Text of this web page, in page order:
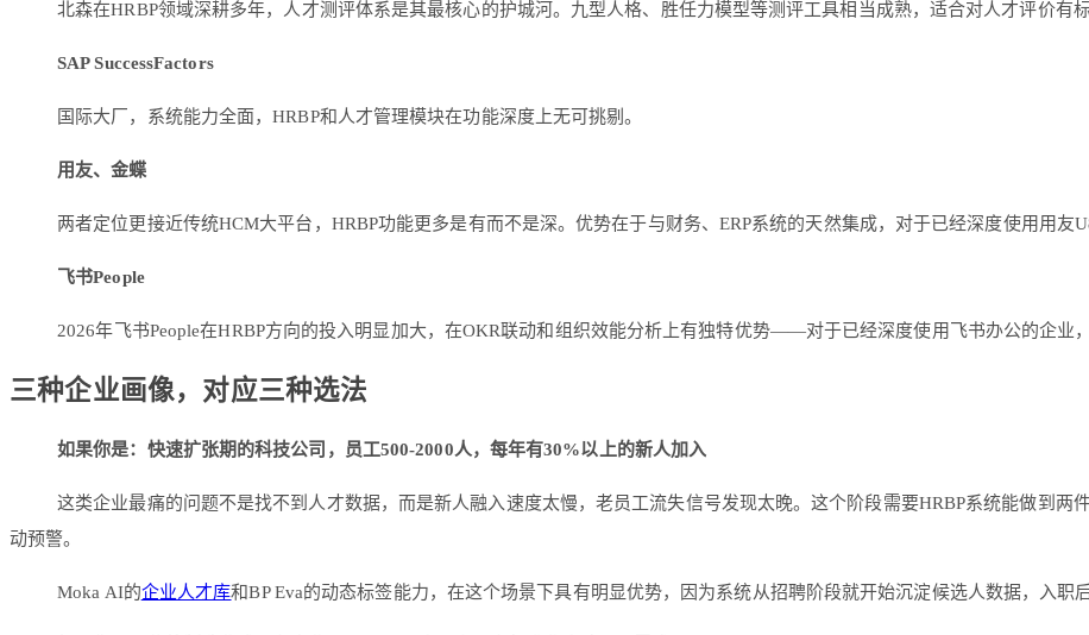
北森在HRBP领域深耕多年，人才测评体系是其最核心的护城河。九型人格、胜任力模型等测评工具相当成熟，适合对人才评价有
SAP SuccessFactors
国际大厂，系统能力全面，HRBP和人才管理模块在功能深度上无可挑剔。
用友、金蝶
两者定位更接近传统HCM大平台，HRBP功能更多是有而不是深。优势在于与财务、ERP系统的天然集成，对于已经深度使用用友
飞书People
2026年飞书People在HRBP方向的投入明显加大，在OKR联动和组织效能分析上有独特优势——对于已经深度使用飞书办公的企业
三种企业画像，对应三种选法
如果你是：快速扩张期的科技公司，员工500-2000人，每年有30%以上的新人加入
这类企业最痛的问题不是找不到人才数据，而是新人融入速度太慢，老员工流失信号发现太晚。这个阶段需要HRBP系统能做到两
动预警。
Moka AI的企业人才库和BP Eva的动态标签能力，在这个场景下具有明显优势，因为系统从招聘阶段就开始沉淀候选人数据，入职